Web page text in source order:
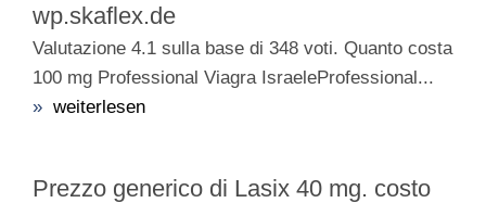
wp.skaflex.de
Valutazione 4.1 sulla base di 348 voti. Quanto costa
100 mg Professional Viagra IsraeleProfessional...
» weiterlesen
Prezzo generico di Lasix 40 mg. costo